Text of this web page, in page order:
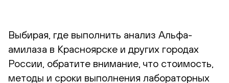
Выбирая, где выполнить анализ Альфа-
амилаза в Красноярске и других городах
России, обратите внимание, что стоимость,
методы и сроки выполнения лабораторных